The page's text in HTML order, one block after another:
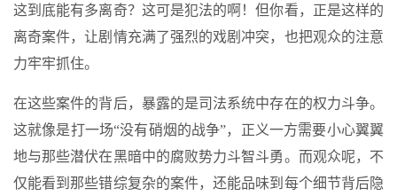
这到底能有多离奇？这可是犯法的啊！但你看，正是这样的
离奇案件，让剧情充满了强烈的戏剧冲突，也把观众的注意
力牢牢抓住。
在这些案件的背后，暴露的是司法系统中存在的权力斗争。
这就像是打一场“没有硝烟的战争”，正义一方需要小心翼翼
地与那些潜伏在黑暗中的腐败势力斗智斗勇。而观众呢，不
仅能看到那些错综复杂的案件，还能品味到每个细节背后隐